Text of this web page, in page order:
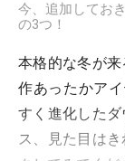
今、追加してお
の3つ！
本格的な冬が
作あったかア
すく進化した
ス、見た目は